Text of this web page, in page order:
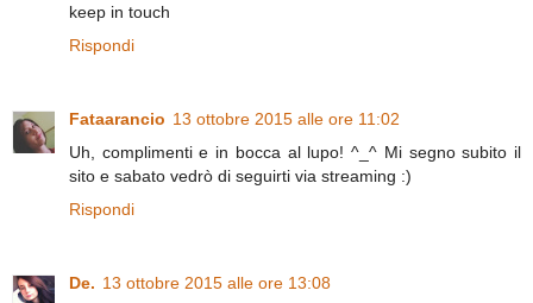
keep in touch
Rispondi
Fataarancio 13 ottobre 2015 alle ore 11:02
Uh, complimenti e in bocca al lupo! ^_^ Mi segno subito il
sito e sabato vedrò di seguirti via streaming :)
Rispondi
De. 13 ottobre 2015 alle ore 13:08